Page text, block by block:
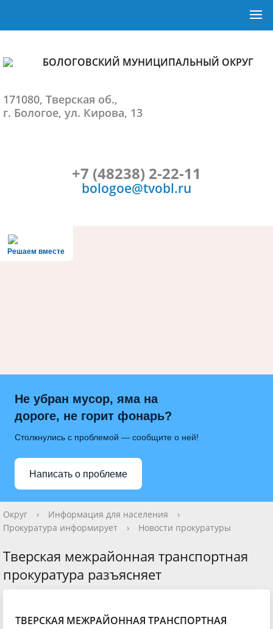
БОЛОГОВСКИЙ МУНИЦИПАЛЬНЫЙ ОКРУГ
171080, Тверская об.,
г. Бологое, ул. Кирова, 13
+7 (48238) 2-22-11
bologoe@tvobl.ru
Решаем вместе
Не убран мусор, яма на
дороге, не горит фонарь?
Столкнулись с проблемой — сообщите о ней!
Написать о проблеме
Округ › Информация для населения
›
Прокуратура информирует
› Новости прокуратуры
Тверская межрайонная транспортная
прокуратура разъясняет
ТВЕРСКАЯ МЕЖРАЙОННАЯ ТРАНСПОРТНАЯ